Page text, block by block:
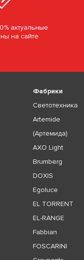
актуальные
на сайте
Фабрики
Светотехника
Artemide
(Артемида)
AXO Light
Brumberg
DOXIS
Egoluce
EL TORRENT
EL-RANGE
Fabbian
FOSCARINI